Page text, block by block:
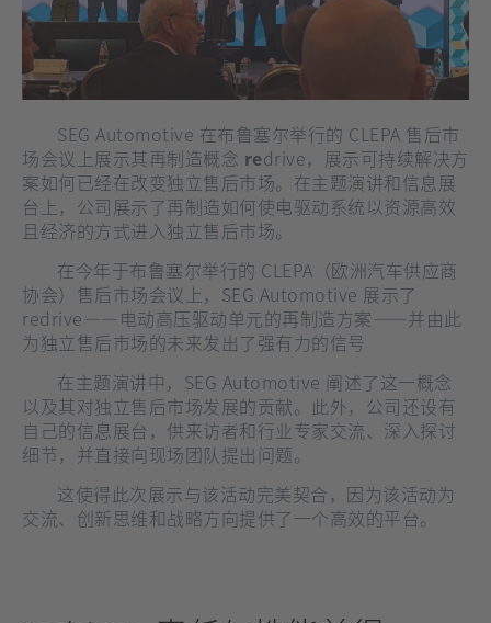
SEG Automotive 在布鲁塞尔举行的 CLEPA 售后市
场会议上展示其再制造概念 redrive，展示可持续解决方
案如何已经在改变独立售后市场。在主题演讲和信息展
台上，公司展示了再制造如何使电驱动系统以资源高效
且经济的方式进入独立售后市场。
在今年于布鲁塞尔举行的 CLEPA（欧洲汽车供应商
协会）售后市场会议上，SEG Automotive 展示了
redrive——电动高压驱动单元的再制造方案——并由此
为独立售后市场的未来发出了强有力的信号
在主题演讲中，SEG Automotive 阐述了这一概念
以及其对独立售后市场发展的贡献。此外，公司还设有
自己的信息展台，供来访者和行业专家交流、深入探讨
细节，并直接向现场团队提出问题。
这使得此次展示与该活动完美契合，因为该活动为
交流、创新思维和战略方向提供了一个高效的平台。